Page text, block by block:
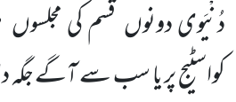
دُنْیَوی دونوں قسم کیمجلسوں
کواسٹیج پر یا سب سے آگے